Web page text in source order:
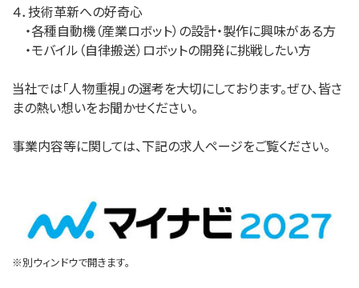
４．技術革新への好奇心
・各種自動機（産業ロボット）の設計・製作に興味がある方
・モバイル（自律搬送）ロボットの開発に挑戦したい方
当社では「人物重視」の選考を大切にしております。ぜひ、皆さ
まの熱い想いをお聞かせください。
事業内容等に関しては、下記の求人ページをご覧ください。
※別ウィンドウで開きます。